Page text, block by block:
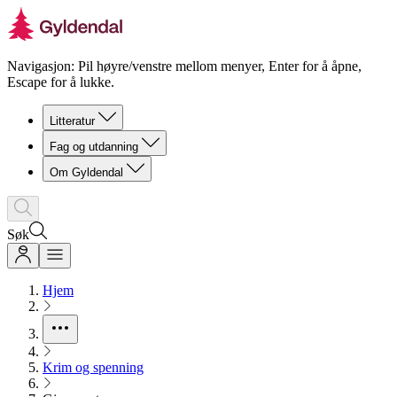
Navigasjon: Pil høyre/venstre mellom menyer, Enter for å åpne,
Escape for å lukke.
Litteratur
Fag og utdanning
Om Gyldendal
Søk
Hjem
Krim og spenning